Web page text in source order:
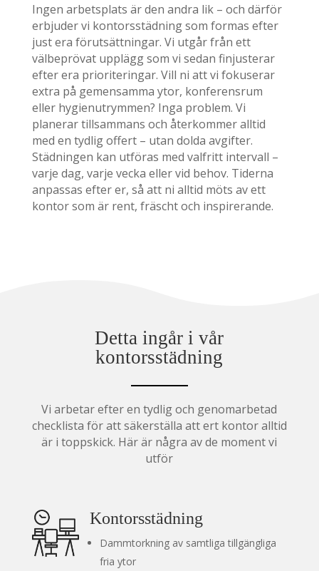
Ingen arbetsplats är den andra lik – och därför
erbjuder vi kontorsstädning som formas efter
just era förutsättningar. Vi utgår från ett
välbeprövat upplägg som vi sedan finjusterar
efter era prioriteringar. Vill ni att vi fokuserar
extra på gemensamma ytor, konferensrum
eller hygienutrymmen? Inga problem. Vi
planerar tillsammans och återkommer alltid
med en tydlig offert – utan dolda avgifter.
Städningen kan utföras med valfritt intervall –
varje dag, varje vecka eller vid behov. Tiderna
anpassas efter er, så att ni alltid möts av ett
kontor som är rent, fräscht och inspirerande.
Detta ingår i vår
kontorsstädning
Vi arbetar efter en tydlig och genomarbetad
checklista för att säkerställa att ert kontor alltid
är i toppskick. Här är några av de moment vi
utför
Kontorsstädning
Dammtorkning av samtliga tillgängliga
fria ytor